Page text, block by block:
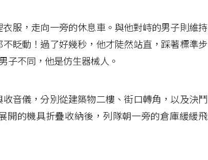
服，走向一旁的休息車。與他對峙的男子則維持
眨動！過了好幾秒，他才陡然站直，踩著標準步
不同，他是仿生器械人。
音儀，分別從建築物二樓、街口轉角，以及決鬥
開的機具折疊收納後，列隊朝一旁的倉庫緩緩飛